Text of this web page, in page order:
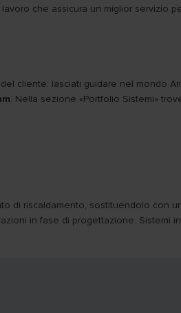
che assicura un miglior servizio
cliente: lasciati guidare nel mondo
. Nella sezione «Portfolio Sistemi»
di riscaldamento, sostituendolo
in fase di progettazione. Sistemi